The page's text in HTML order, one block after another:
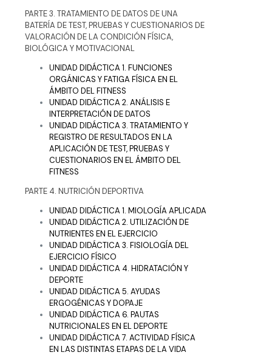
PARTE 3. TRATAMIENTO DE DATOS DE UNA
BATERÍA DE TEST, PRUEBAS Y CUESTIONARIOS DE
VALORACIÓN DE LA CONDICIÓN FÍSICA,
BIOLÓGICA Y MOTIVACIONAL
UNIDAD DIDÁCTICA 1. FUNCIONES
ORGÁNICAS Y FATIGA FÍSICA EN EL
ÁMBITO DEL FITNESS
UNIDAD DIDÁCTICA 2. ANÁLISIS E
INTERPRETACIÓN DE DATOS
UNIDAD DIDÁCTICA 3. TRATAMIENTO Y
REGISTRO DE RESULTADOS EN LA
APLICACIÓN DE TEST, PRUEBAS Y
CUESTIONARIOS EN EL ÁMBITO DEL
FITNESS
PARTE 4. NUTRICIÓN DEPORTIVA
UNIDAD DIDÁCTICA 1. MIOLOGÍA APLICADA
UNIDAD DIDÁCTICA 2. UTILIZACIÓN DE
NUTRIENTES EN EL EJERCICIO
UNIDAD DIDÁCTICA 3. FISIOLOGÍA DEL
EJERCICIO FÍSICO
UNIDAD DIDÁCTICA 4. HIDRATACIÓN Y
DEPORTE
UNIDAD DIDÁCTICA 5. AYUDAS
ERGOGÉNICAS Y DOPAJE
UNIDAD DIDÁCTICA 6. PAUTAS
NUTRICIONALES EN EL DEPORTE
UNIDAD DIDÁCTICA 7. ACTIVIDAD FÍSICA
EN LAS DISTINTAS ETAPAS DE LA VIDA